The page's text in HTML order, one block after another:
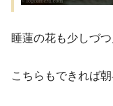
睡蓮の花も少しづ
こちらもできれば